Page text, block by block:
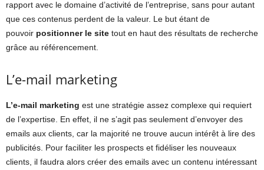
rapport avec le domaine d’activité de l’entreprise, sans pour autant
que ces contenus perdent de la valeur. Le but étant de
pouvoir positionner le site tout en haut des résultats de recherche
grâce au référencement.
L’e-mail marketing
L’e-mail marketing est une stratégie assez complexe qui requiert
de l’expertise. En effet, il ne s’agit pas seulement d’envoyer des
emails aux clients, car la majorité ne trouve aucun intérêt à lire des
publicités. Pour faciliter les prospects et fidéliser les nouveaux
clients, il faudra alors créer des emails avec un contenu intéressant